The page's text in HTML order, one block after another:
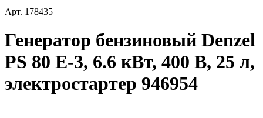
Арт. 178435
Генератор бензиновый Denzel
PS 80 E-3, 6.6 кВт, 400 В, 25 л,
электростартер 946954